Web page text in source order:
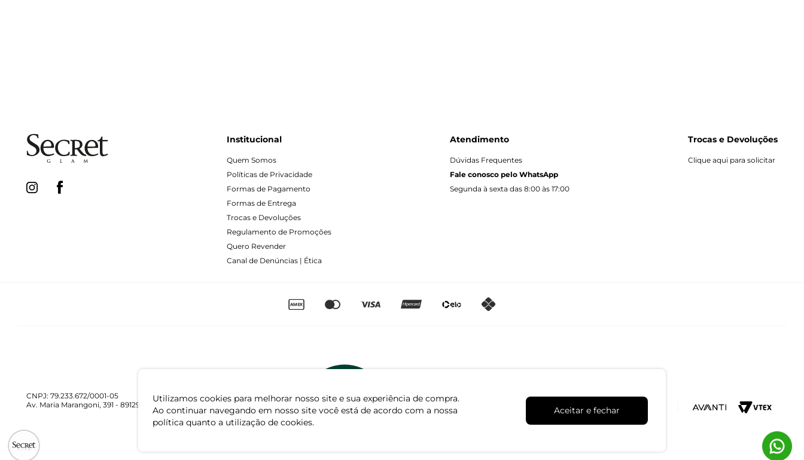
Utilizamos cookies para melhorar nosso site e sua experiência de compra.
Ao continuar navegando em nosso site você está de acordo com a nossa
política quanto a utilização de cookies.
Aceitar e fechar
Institucional
Quem Somos
Políticas de Privacidade
Formas de Pagamento
Formas de Entrega
Trocas e Devoluções
Regulamento de Promoções
Quero Revender
Canal de Denúncias | Ética
Atendimento
Dúvidas Frequentes
Fale conosco pelo WhatsApp
Segunda à sexta das 8:00 às 17:00
Trocas e Devoluções
Clique aqui para solicitar
CNPJ: 79.233.672/0001-05
Av. Maria Marangoni, 391 - 89129-080 - Luiz Alves - SC